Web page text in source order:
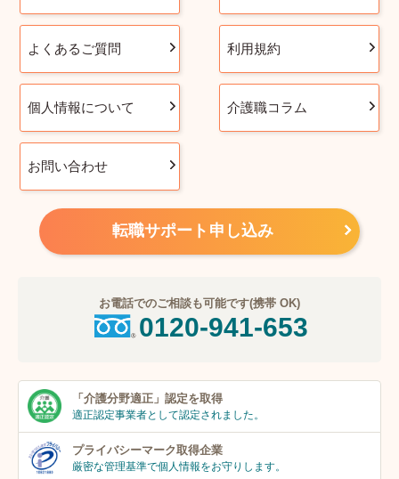
よくあるご質問 利用規約
個人情報について 介護職コラム
お問い合わせ
転職サポート申し込み
お電話でのご相談も可能です(携帯 OK)
0120-941-653
「介護分野適正」 認定を取得
適正認定事業者として認定されました。
プライバシーマーク取得企業
厳密な管理基準で個人情報をお守りします。